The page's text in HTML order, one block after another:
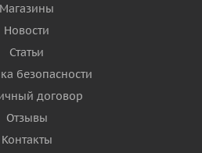
Магазины
Новости
Статьи
безопасности
договор
Отзывы
Контакты